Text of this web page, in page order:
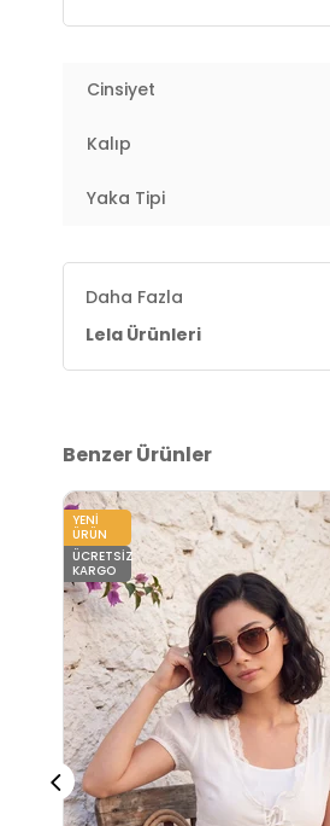
Kalıp Bilgisi:
Yaş Grubu:
Cinsiyet
Kalıp
Yaka Tipi
Daha Fazla
Lela Ürünleri
Benzer Ürünler
YENI
ÜRÜN
ÜCRETSIZ
KARGO